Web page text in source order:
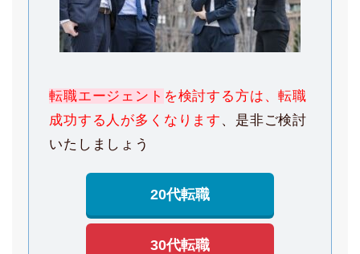
転職エージェント を検討する方は、転職
成功する人が多くなります 、是非ご検討
いたしましょう
20代転職
30代転職